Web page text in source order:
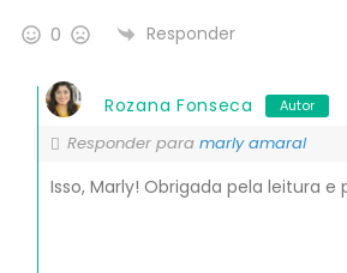
0 Responder
Rozana Fonseca Autor
Responder para marly amaral
Isso, Marly! Obrigada pela leitura e